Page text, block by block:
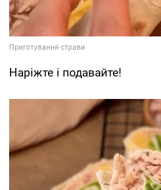
Наріжте і подавайте!